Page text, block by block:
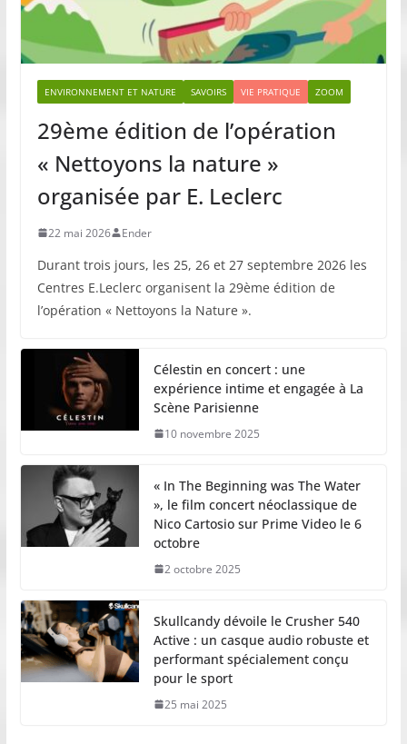
ENVIRONNEMENT ET NATURE SAVOIRS VIE PRATIQUE ZOOM
29ème édition de l’opération
« Nettoyons la nature »
organisée par E. Leclerc
22 mai 2026 Ender
Durant trois jours, les 25, 26 et 27 septembre 2026 les
Centres E.Leclerc organisent la 29ème édition de
l’opération « Nettoyons la Nature ».
Célestin en concert : une
expérience intime et engagée à La
Scène Parisienne
10 novembre 2025
« In The Beginning was The Water
», le film concert néoclassique de
Nico Cartosio sur Prime Video le 6
octobre
2 octobre 2025
Skullcandy dévoile le Crusher 540
Active : un casque audio robuste et
performant spécialement conçu
pour le sport
25 mai 2025